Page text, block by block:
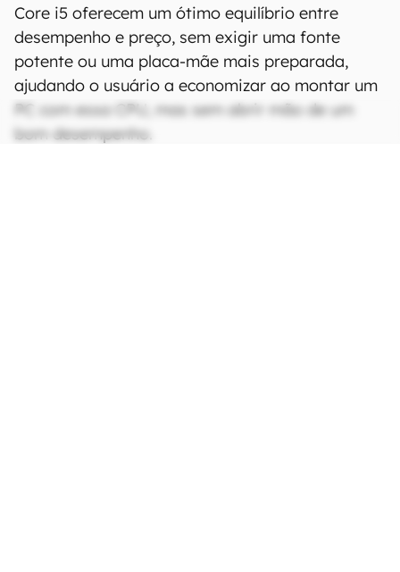
Core i5 oferecem um ótimo equilíbrio entre
desempenho e preço, sem exigir uma fonte
potente ou uma placa-mãe mais preparada,
ajudando o usuário a economizar ao montar um
PC com essa CPU, mas sem abrir mão de um
bom desempenho.